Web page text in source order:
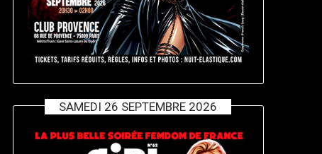
SAMEDI 26 SEPTEMBRE 2026